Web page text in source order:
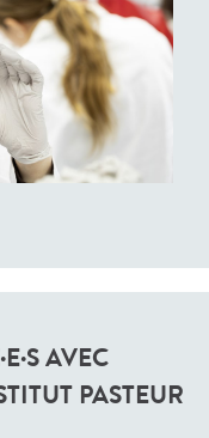
AVEC
PASTEUR